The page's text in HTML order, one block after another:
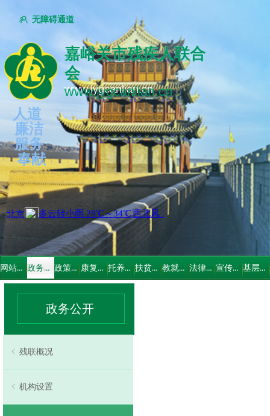
ꁘ 无障碍通道
人道
廉洁
服务
奉献
嘉峪关市残疾人联合
会
www.jygcanlian.cn
嘉峪关市残疾人联合
会
www.jygcanlian.cn
网站首页 政务公开 政策法规 康复指导 托养服务 扶贫救助 教就培训 法律维权 宣传文体 基层党建
政务公开
ꁆ 残联概况
ꁆ 机构设置